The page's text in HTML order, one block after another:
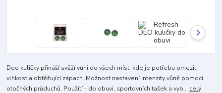
Deo kuličky přináší svěží vůni do všech míst, kde je potřeba omezit
vlhkost a obtěžující zápach. Možnost nastavení intenzity vůně pomocí
otočných průduchů. Použití - do obuvi, sportovních tašek a vyb... celý